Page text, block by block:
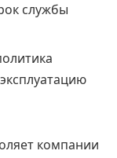
службы
компании